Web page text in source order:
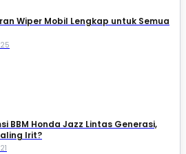
Wiper Mobil Lengkap untuk Semua
BBM Honda Jazz Lintas Generasi,
Irit?